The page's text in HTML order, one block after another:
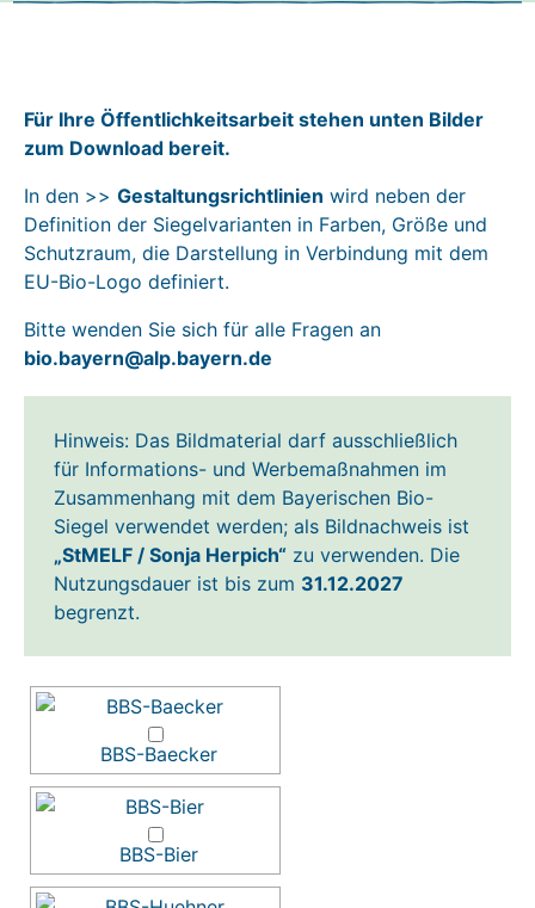
Für Ihre Öffentlichkeitsarbeit stehen unten Bilder
zum Download bereit.
In den >> Gestaltungsrichtlinien wird neben der
Definition der Siegelvarianten in Farben, Größe und
Schutzraum, die Darstellung in Verbindung mit dem
EU-Bio-Logo definiert.
Bitte wenden Sie sich für alle Fragen an
bio.bayern@alp.bayern.de
Hinweis: Das Bildmaterial darf ausschließlich
für Informations- und Werbemaßnahmen im
Zusammenhang mit dem Bayerischen Bio-
Siegel verwendet werden; als Bildnachweis ist
„StMELF / Sonja Herpich“ zu verwenden. Die
Nutzungsdauer ist bis zum 31.12.2027
begrenzt.
BBS-Baecker
BBS-Bier